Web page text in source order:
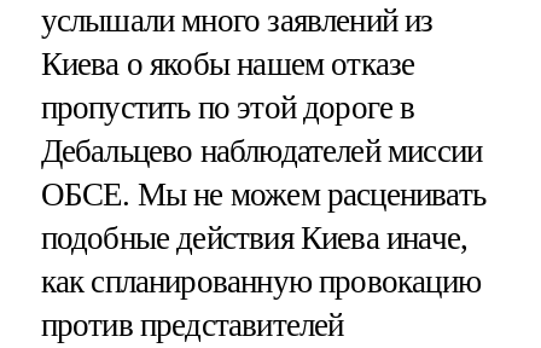
услышали много заявлений из
Киева о якобы нашем отказе
пропустить по этой дороге в
Дебальцево наблюдателей миссии
ОБСЕ. Мы не можем расценивать
подобные действия Киева иначе,
как спланированную провокацию
против представителей